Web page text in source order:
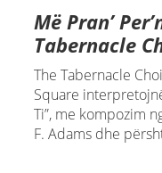
Më Pran’
Tabernacle
The Tabernacle
Square
Ti”, me kompozim
F. Adams dhe